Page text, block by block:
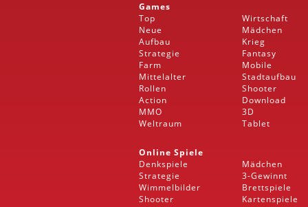
Games
Top
Neue
Aufbau
Strategie
Farm
Mittelalter
Rollen
Action
MMO
Weltraum
Wirtschaft
Mädchen
Krieg
Fantasy
Mobile
Stadtaufbau
Shooter
Download
3D
Tablet
Online Spiele
Denkspiele
Strategie
Wimmelbilder
Shooter
Mädchen
3-Gewinnt
Brettspiele
Kartenspiele